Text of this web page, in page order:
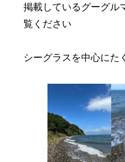
掲載しているグーグル
覧ください
シーグラスを中心にた